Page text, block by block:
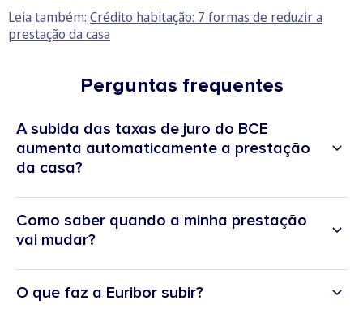
Leia também: Crédito habitação: 7 formas de reduzir a
prestação da casa
Perguntas frequentes
A subida das taxas de juro do BCE
aumenta automaticamente a prestação
da casa?
Como saber quando a minha prestação
vai mudar?
O que faz a Euribor subir?